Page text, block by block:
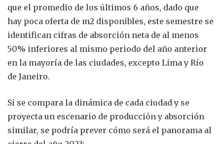
que el promedio de los últimos 6 años, dado que
hay poca oferta de m2 disponibles, este semestre se
identifican cifras de absorción neta de al menos
50% inferiores al mismo periodo del año anterior
en la mayoría de las ciudades, excepto Lima y Río
de Janeiro.
Si se compara la dinámica de cada ciudad y se
proyecta un escenario de producción y absorción
similar, se podría prever cómo será el panorama al